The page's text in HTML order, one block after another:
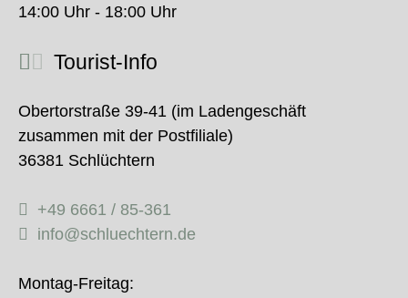
14:00 Uhr - 18:00 Uhr
Tourist-Info
Obertorstraße 39-41 (im Ladengeschäft
zusammen mit der Postfiliale)
36381 Schlüchtern
+49 6661 / 85-361
info@schluechtern.de
Montag-Freitag: